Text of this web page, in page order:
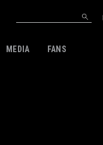
MEDIA FANS